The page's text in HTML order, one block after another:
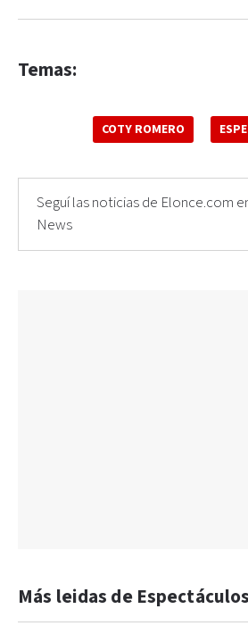
Temas:
COTY ROMERO
Seguí las noticias de Elonce.com
News
Más leidas de Espectáculos